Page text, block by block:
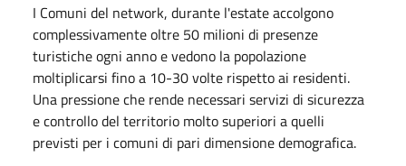
I Comuni del network, durante l'estate accolgono
complessivamente oltre 50 milioni di presenze
turistiche ogni anno e vedono la popolazione
moltiplicarsi fino a 10-30 volte rispetto ai residenti.
Una pressione che rende necessari servizi di sicurezza
e controllo del territorio molto superiori a quelli
previsti per i comuni di pari dimensione demografica.